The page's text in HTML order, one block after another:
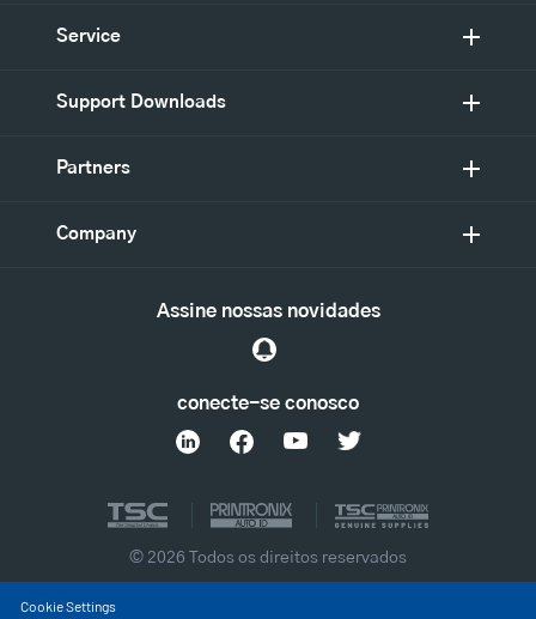
Service
Support Downloads
Partners
Company
conecte-se conosco
Assine nossas novidades
© 2026 Todos os direitos reservados
Cookie Settings